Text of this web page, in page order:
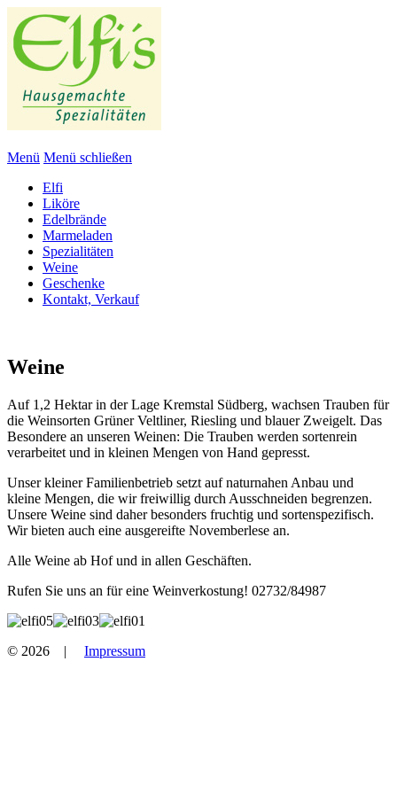
Menü Menü schließen
Elfi
Liköre
Edelbrände
Marmeladen
Spezialitäten
Weine
Geschenke
Kontakt, Verkauf
Weine
Auf 1,2 Hektar in der Lage Kremstal Südberg, wachsen Trauben für
die Weinsorten Grüner Veltliner, Riesling und blauer Zweigelt. Das
Besondere an unseren Weinen: Die Trauben werden sortenrein
verarbeitet und in kleinen Mengen von Hand gepresst.
Unser kleiner Familienbetrieb setzt auf naturnahen Anbau und
kleine Mengen, die wir freiwillig durch Ausschneiden begrenzen.
Unsere Weine sind daher besonders fruchtig und sortenspezifisch.
Wir bieten auch eine ausgereifte Novemberlese an.
Alle Weine ab Hof und in allen Geschäften.
Rufen Sie uns an für eine Weinverkostung! 02732/84987
© 2026 | Impressum